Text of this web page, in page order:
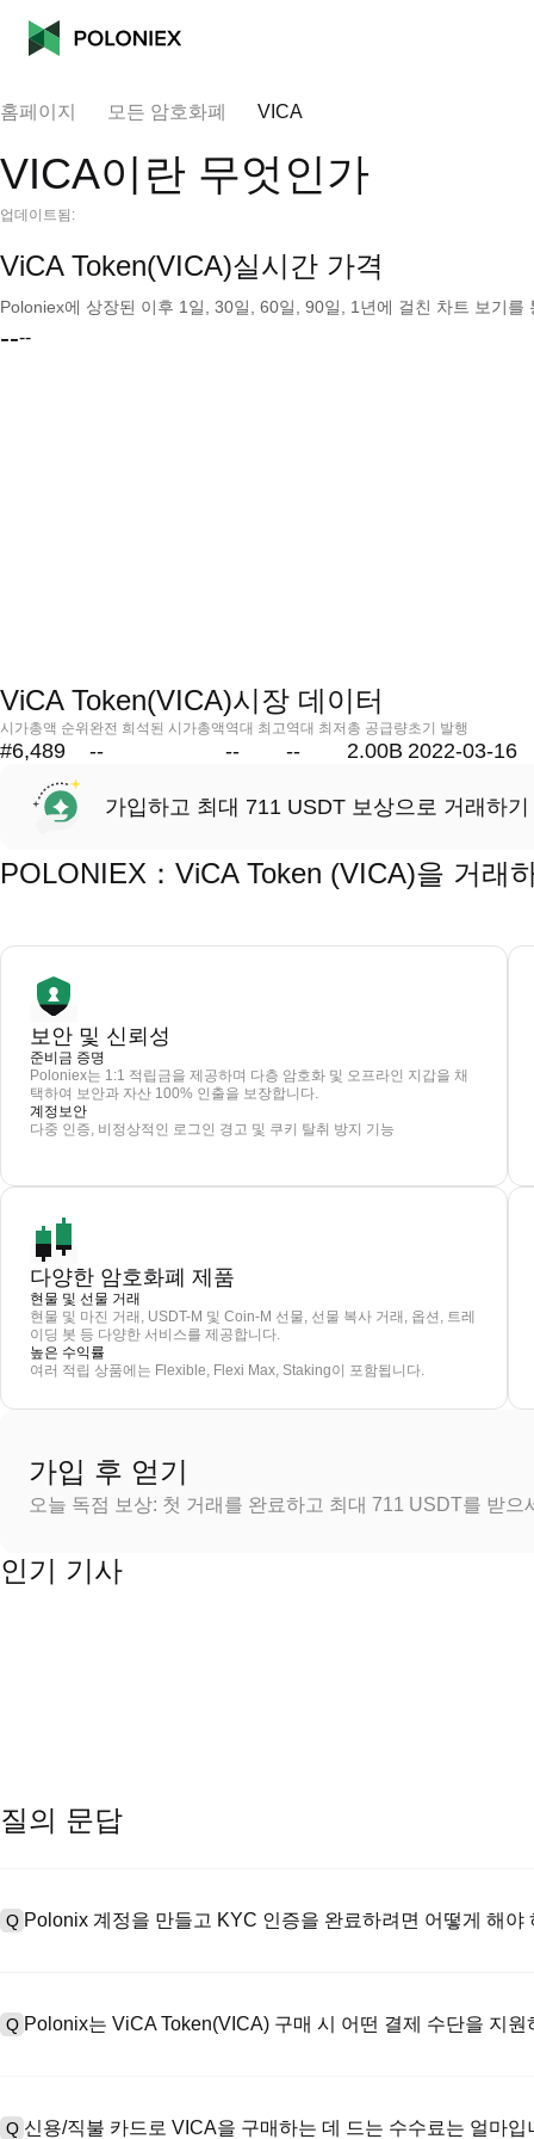
홈페이지 모든 암호화폐 VICA
VICA이란 무엇인가
업데이트됨:
ViCA Token(VICA)실시간 가격
Poloniex에 상장된 이후 1일, 30일, 60일, 90일, 1년에 걸친 차트 보기
----
ViCA Token(VICA)시장 데이터
시가총액 순위
#6,489
완전 희석된 시가총액
--
역대 최고
--
역대 최저
--
총 공급량
2.00B
초기 발행
2022-03-16
가입하고 최대 711 USDT 보상으로 거래하기
POLONIEX：ViCA Token (VICA)을 거래
보안 및 신뢰성
준비금 증명
Poloniex는 1:1 적립금을 제공하며 다층 암호화 및 오프라인 지갑을 채
택하여 보안과 자산 100% 인출을 보장합니다.
계정보안
다중 인증, 비정상적인 로그인 경고 및 쿠키 탈취 방지 기능
다양한 암호화폐 제품
현물 및 선물 거래
현물 및 마진 거래, USDT-M 및 Coin-M 선물, 선물 복사 거래, 옵션, 트레
이딩 봇 등 다양한 서비스를 제공합니다.
높은 수익률
여러 적립 상품에는 Flexible, Flexi Max, Staking이 포함됩니다.
가입 후 얻기
오늘 독점 보상: 첫 거래를 완료하고 최대 711 USDT를 받으
인기 기사
질의 문답
Q Polonix 계정을 만들고 KYC 인증을 완료하려면 어떻게 해야
하여 유효한 신분증 문서를 업로드하고 셀카를 찍어 KYC 인증을 완
Q Polonix는 ViCA Token(VICA) 구매 시 어떤 결제 수단을 지원
를 초과하는 대규모 거래에 대한 장외 거래(OTC 거래, 맞춤형 견적
Q 신용/직불 카드로 VICA을 구매하는 데 드는 수수료는 얼마입